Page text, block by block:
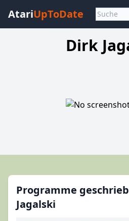
AtariUpToDate
Dirk
Programme
Jagalski